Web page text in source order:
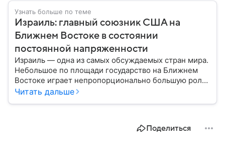
Узнать больше по теме
Израиль: главный союзник США на
Ближнем Востоке в состоянии
постоянной напряженности
Израиль — одна из самых обсуждаемых стран мира.
Небольшое по площади государство на Ближнем
Востоке играет непропорционально большую роль
в международной политике, безопасности и
Читать дальше
Поделиться